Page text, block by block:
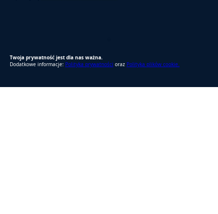
Twoja prywatność jest dla nas ważna.
Dodatkowe informacje: Polityka prywatności oraz Polityka plików cookie.